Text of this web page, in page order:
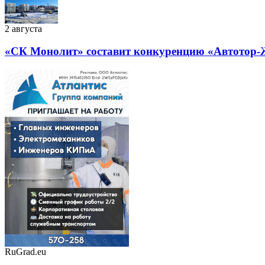
2 августа
«СК Монолит» составит конкуренцию
RuGrad.eu